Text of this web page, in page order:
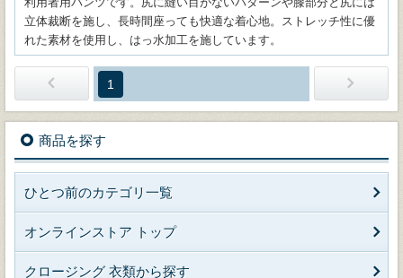
立体裁断を施し、長時間座っても快適な着心地。ストレッチ性に優
れた素材を使用し、はっ水加工を施しています。
1
商品を探す
ひとつ前のカテゴリ一覧
オンラインストア トップ
クロージング 衣類から探す